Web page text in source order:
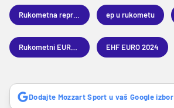
ep u rukometu
EHF EURO 2024
Dodajte Mozzart Sport u vaš Google izbor